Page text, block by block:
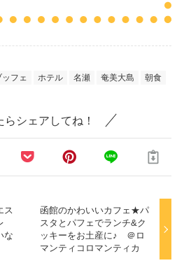
ッフェ ホテル 名瀬 奄美大島 朝食
らシェアしてね！
ス
な
函館のかわいいカフェ★パ
スタとパフェでランチ&ク
ッキーをお土産に♪ ＠ロ
マンティコロマンティカ